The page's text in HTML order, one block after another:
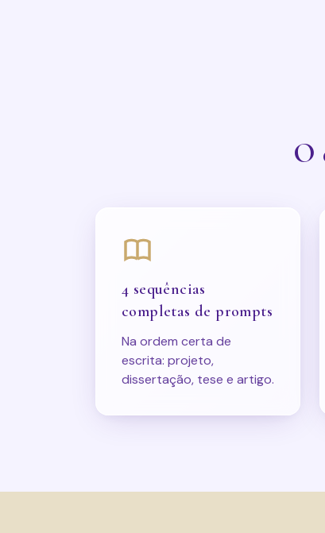
O
4 sequências
completas de prompts
Na ordem certa de
escrita: projeto,
dissertação, tese e artigo.